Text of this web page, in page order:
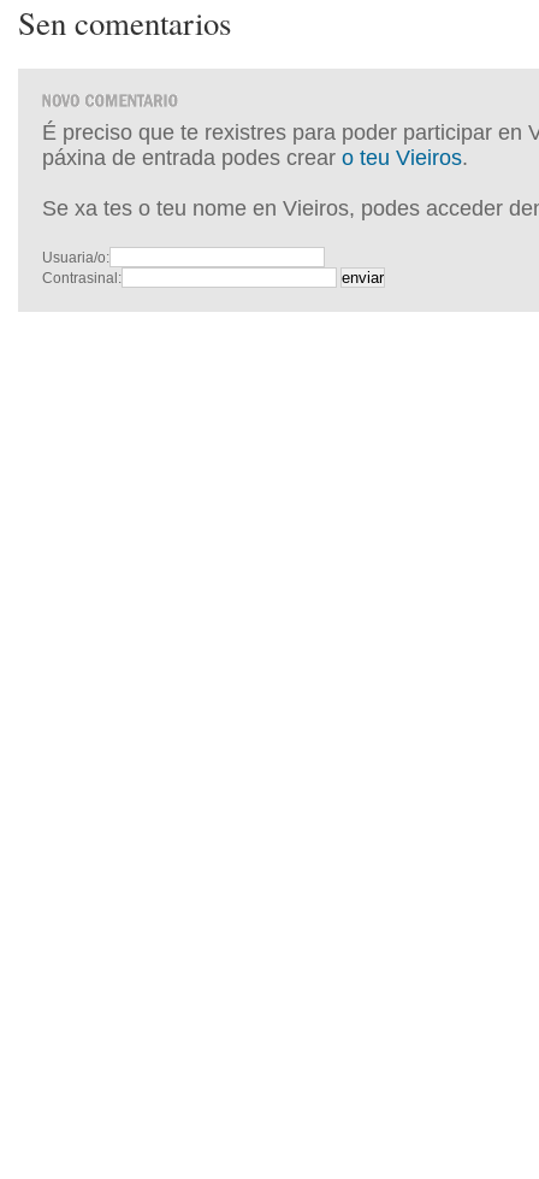
Sen comentarios
É preciso que te rexistres para poder participar en
páxina de entrada podes crear o teu Vieiros.
Se xa tes o teu nome en Vieiros, podes acceder
Usuaria/o:
Contrasinal: